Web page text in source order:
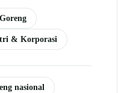
& Korporasi
nasional